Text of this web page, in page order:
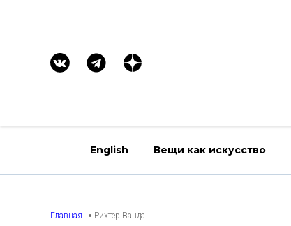
English Вещи как искусство
Главная Рихтер Ванда